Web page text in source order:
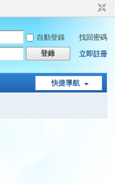
自動登錄
找回密碼
登錄 立即註冊
快捷導航